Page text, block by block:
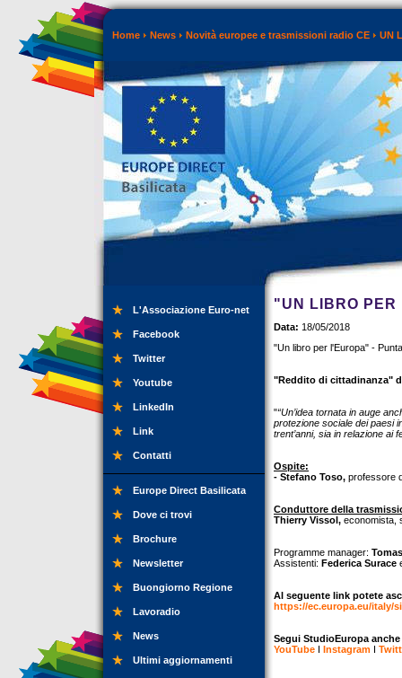
Home News Novità europee e trasmissioni radio CE UN
L'Associazione Euro-net
Facebook
Twitter
Youtube
LinkedIn
Link
Contatti
Europe Direct Basilicata
Dove ci trovi
Brochure
Newsletter
Buongiorno Regione
Lavoradio
News
Ultimi aggiornamenti
"UN LIBRO PER
Data: 18/05/2018
"Un libro per l'Europa" -
"Reddito di cittadinanza"
"“Un’idea tornata in auge
protezione sociale dei paesi
trent’anni, sia in relazione ai
Ospite:
- Stefano Toso, professore
Conduttore della
Thierry Vissol, economista,
Programme manager:
Assistenti: Federica Surace
Al seguente link potete
https://ec.europa.eu/italy/
Segui StudioEuropa
YouTube I Instagram I